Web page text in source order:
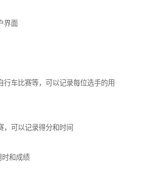
界面
行车比赛等，可以记录每位选手的用
，可以记录得分和时间
时和成绩